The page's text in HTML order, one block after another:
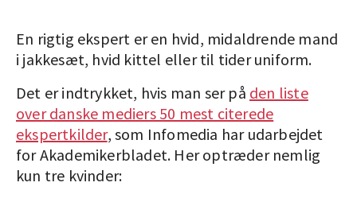
En rigtig ekspert er en hvid, midaldrende mand
i jakkesæt, hvid kittel eller til tider uniform.
Det er indtrykket, hvis man ser på den liste
over danske mediers 50 mest citerede
ekspertkilder, som Infomedia har udarbejdet
for Akademikerbladet. Her optræder nemlig
kun tre kvinder: